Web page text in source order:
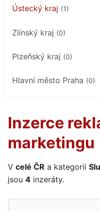
Ústecký kraj (1)
Zlínský kraj (0)
Plzeňský kraj (0)
Hlavní město Praha (0)
Inzerce
marketingu
V celé ČR a kategorii
jsou 4 inzeráty.